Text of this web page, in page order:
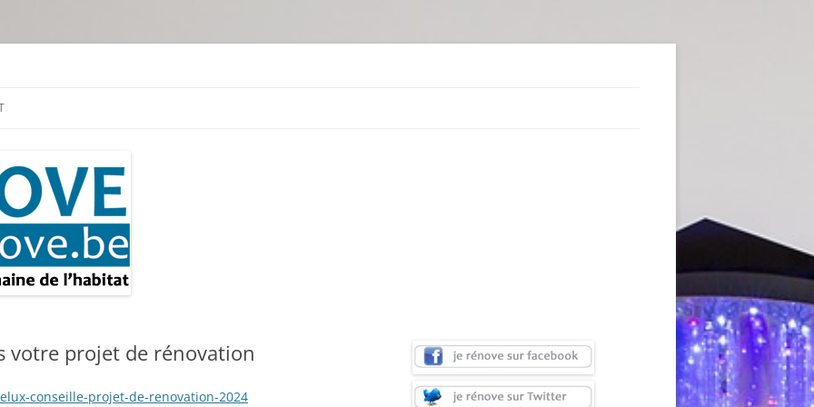
votre projet de rénovation
conseille-projet-de-renovation-2024